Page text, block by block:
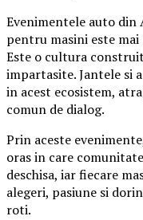
Evenimentele auto din
pentru masini este
Este o cultura
impartasite. Jantele si
in acest ecosistem,
comun de dialog.
Prin aceste
oras in care
deschisa, iar fiecare
alegeri, pasiune si
roti.